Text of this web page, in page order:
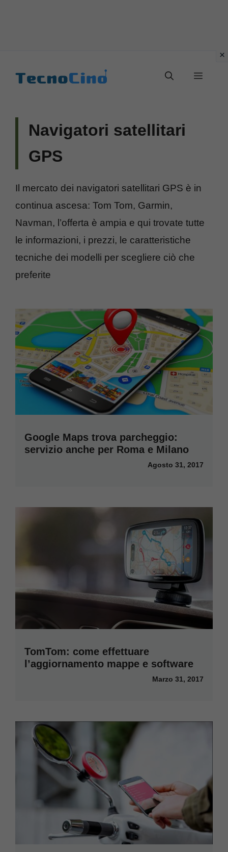
Menu
Navigatori satellitari
GPS
Il mercato dei navigatori satellitari GPS è in
continua ascesa: Tom Tom, Garmin,
Navman, l’offerta è ampia e qui trovate tutte
le informazioni, i prezzi, le caratteristiche
tecniche dei modelli per scegliere ciò che
preferite
Google Maps trova parcheggio:
servizio anche per Roma e Milano
Agosto 31, 2017
TomTom: come effettuare
l’aggiornamento mappe e software
Marzo 31, 2017